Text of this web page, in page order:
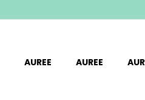
AUREE AUREE